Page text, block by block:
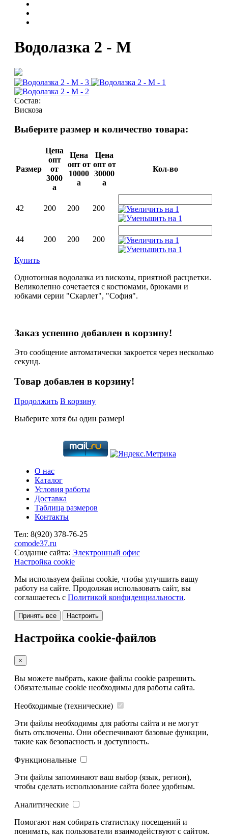
Водолазка 2 - М
Состав:
Вискоза
Выберите размер и количество товара:
Размер
Цена
опт
от
3000
a
Цена
опт от
10000
a
Цена
опт от
30000
a
Кол-во
42 200 200 200
44 200 200 200
Купить
Однотонная водолазка из вискозы, приятной расцветки.
Великолепно сочетается с костюмами, брюками и
юбками серии "Скарлет", "София".
Заказ успешно добавлен в корзину!
Это сообщение автоматически закроется через несколько
секунд.
Товар добавлен в корзину!
Продолжить В корзину
Выберите хотя бы один размер!
О нас
Каталог
Условия работы
Доставка
Таблица размеров
Контакты
Тел: 8(920) 378-76-25
comode37.ru
Создание сайта: Электронный офис
Настройка cookie
Мы используем файлы cookie, чтобы улучшить вашу
работу на сайте. Продолжая использовать сайт, вы
соглашаетесь с Политикой конфиденциальности.
Принять все Настроить
Настройка cookie-файлов
×
Вы можете выбрать, какие файлы cookie разрешить.
Обязательные cookie необходимы для работы сайта.
Необходимые (технические)
Эти файлы необходимы для работы сайта и не могут
быть отключены. Они обеспечивают базовые функции,
такие как безопасность и доступность.
Функциональные
Эти файлы запоминают ваш выбор (язык, регион),
чтобы сделать использование сайта более удобным.
Аналитические
Помогают нам собирать статистику посещений и
понимать, как пользователи взаимодействуют с сайтом.